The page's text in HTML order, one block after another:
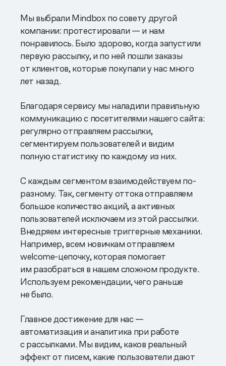
Мы выбрали Mindbox по совету другой
компании: протестировали — и нам
понравилось. Было здорово, когда запустили
первую рассылку, и по ней пошли заказы
от клиентов, которые покупали у нас много
лет назад.
Благодаря сервису мы наладили правильную
коммуникацию с посетителями нашего сайта:
регулярно отправляем рассылки,
сегментируем пользователей и видим
полную статистику по каждому из них.
С каждым сегментом взаимодействуем по-
разному. Так, сегменту оттока отправляем
большое количество акций, а активных
пользователей исключаем из этой рассылки.
Внедряем интересные триггерные механики.
Например, всем новичкам отправляем
welcome-цепочку, которая помогает
им разобраться в нашем сложном продукте.
Используем рекомендации, чего раньше
не было.
Главное достижение для нас —
автоматизация и аналитика при работе
с рассылками. Мы видим, каков реальный
эффект от писем, какие пользователи дают